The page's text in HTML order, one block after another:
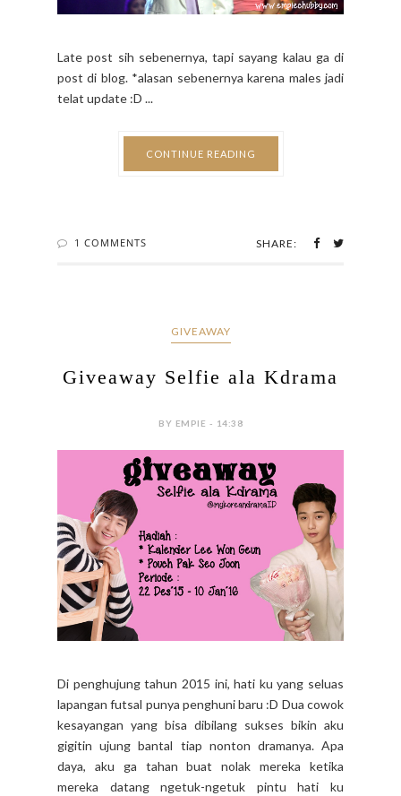
Late post sih sebenernya, tapi sayang kalau ga di
post di blog. *alasan sebenernya karena males jadi
telat update :D ...
CONTINUE READING
1 COMMENTS SHARE:
GIVEAWAY
Giveaway Selfie ala Kdrama
BY EMPIE - 14:38
Di penghujung tahun 2015 ini, hati ku yang seluas
lapangan futsal punya penghuni baru :D Dua cowok
kesayangan yang bisa dibilang sukses bikin aku
gigitin ujung bantal tiap nonton dramanya. Apa
daya, aku ga tahan buat nolak mereka ketika
mereka datang ngetuk-ngetuk pintu hati ku